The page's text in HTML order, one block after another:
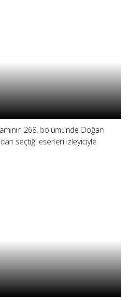
268. bölümünde Doğan
seçtiği eserleri izleyiciyle